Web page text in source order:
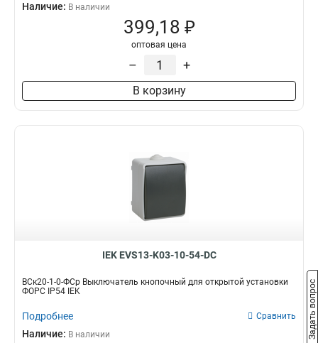
Наличие: В наличии
399,18 ₽
оптовая цена
– +
В корзину
IEK EVS13-K03-10-54-DC
ВСк20-1-0-ФСр Выключатель кнопочный для открытой установки
ФОРС IP54 IEK
Подробнее Сравнить
Наличие: В наличии Задать вопрос